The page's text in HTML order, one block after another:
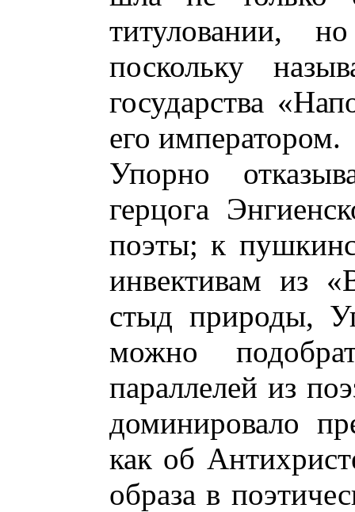
титуловании,
поскольку
государства
его императором.
Упорно
герцога
поэты; к
инвективам из
стыд природы,
можно
параллелей из
доминировало
как об
образа в